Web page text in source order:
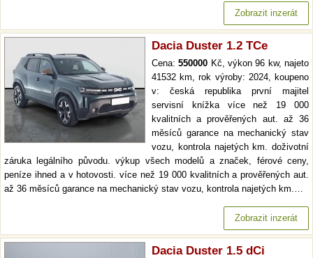
Zobrazit inzerát
Dacia Duster 1.2 TCe
Cena:550000 Kč, výkon 96 kw, najeto
41532 km, rok výroby: 2024, koupeno
v: česká republika první majitel
servisní knížka více než 19 000
kvalitních a prověřených aut. až 36
měsíců garance na mechanický stav
vozu, kontrola najetých km. doživotní
záruka legálního původu. výkup všech modelů a značek, férové ceny,
peníze ihned a v hotovosti. více než 19 000 kvalitních a prověřených aut.
až 36 měsíců garance na mechanický stav vozu, kontrola najetých km.…
Zobrazit inzerát
Dacia Duster 1.5 dCi